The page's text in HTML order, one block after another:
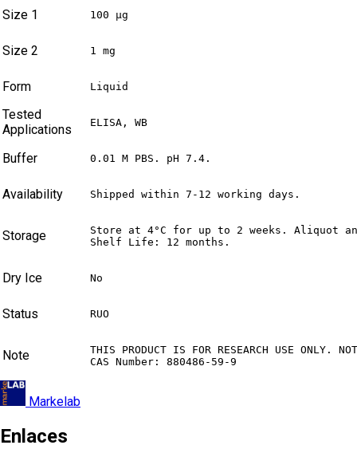
Size 1 100 µg
Size 2 1 mg
Form Liquid
Tested
Applications
ELISA, WB
Buffer 0.01 M PBS. pH 7.4.
Availability Shipped within 7-12 working days.
Storage
Store at 4°C for up to 2 weeks. Aliquot
Shelf Life: 12 months.
Dry Ice No
Status RUO
Note
THIS PRODUCT IS FOR RESEARCH USE ONLY.
CAS Number: 880486-59-9
Markelab
Enlaces